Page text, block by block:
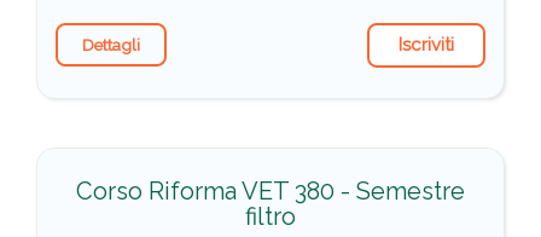
Dettagli Iscriviti
Corso Riforma VET 380 - Semestre
filtro